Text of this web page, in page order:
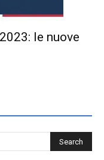
le nuove